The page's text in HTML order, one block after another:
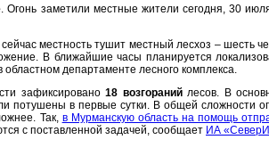
. Огонь заметили местные жители сегодня, 30
сейчас местность тушит местный лесхоз – шесть
В ближайшие часы планируется
областном департаменте лесного комплекса.
зафиксировано18 возгоранийлесов. В
потушены в первые сутки. В общей сложности
Так, в Мурманскую область на помощь
с поставленной задачей, сообщает ИА